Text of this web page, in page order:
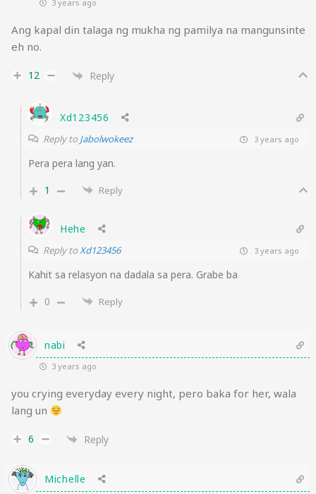
3 years ago
Ang kapal din talaga ng mukha ng pamilya na mangunsinte
eh no.
12 Reply
Xd123456
Reply to Jabolwokeez 3 years ago
Pera pera lang yan.
1
Reply
Hehe
Reply toXd123456 3 years ago
Kahit sa relasyon na dadala sa pera. Grabe ba
0
Reply
nabi
3 years ago
you crying everyday every night, pero baka for her, wala
lang un
6 Reply
Michelle